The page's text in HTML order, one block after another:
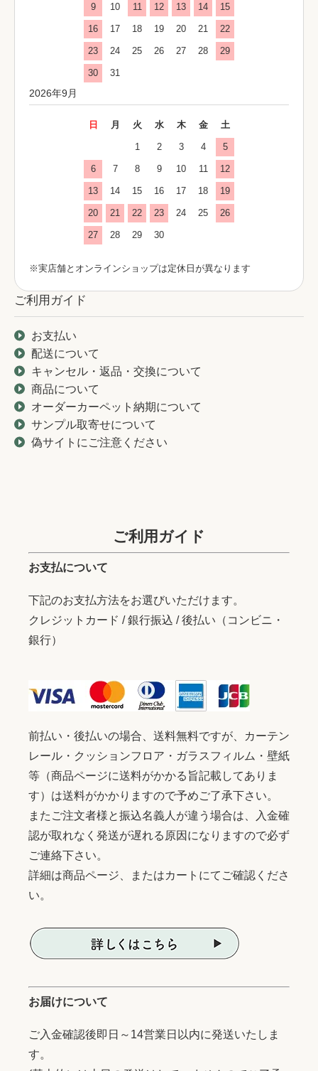
9 10 11 12 13 14 15
16 17 18 19 20 21 22
23 24 25 26 27 28 29
30 31
2026年9月
日 月 火 水 木 金 土
1 2 3 4 5
6 7 8 9 10 11 12
13 14 15 16 17 18 19
20 21 22 23 24 25 26
27 28 29 30
※実店舗とオンラインショップは定休日が異なります
ご利用ガイド
お支払い
配送について
キャンセル・返品・交換について
商品について
オーダーカーペット納期について
サンプル取寄せについて
偽サイトにご注意ください
ご利用ガイド
お支払について
下記のお支払方法をお選びいただけます。
クレジットカード / 銀行振込 / 後払い（コンビニ・
銀行）
前払い・後払いの場合、送料無料ですが、カーテン
レール・クッションフロア・ガラスフィルム・壁紙
等（商品ページに送料がかかる旨記載してありま
す）は送料がかかりますので予めご了承下さい。
またご注文者様と振込名義人が違う場合は、入金確
認が取れなく発送が遅れる原因になりますので必ず
ご連絡下さい。
詳細は商品ページ、またはカートにてご確認くださ
い。
お届けについて
ご入金確認後即日～14営業日以内に発送いたしま
す。